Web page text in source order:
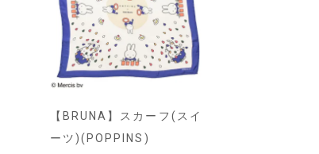
【BRUNA】スカーフ(スイ
ーツ)(POPPINS)